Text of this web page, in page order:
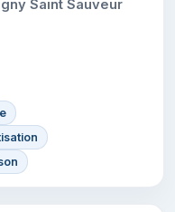
Saint Sauveur